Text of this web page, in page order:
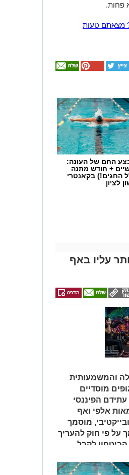
פחות.
מצאתם טעות
החם של העונה:
+ חודש מתנה
החגים!) בקאנטרי
לציון
עליו באף
והמשמעותית
מוסדיים
הפיננסי
אלפי ואף
מוסמך
על פי חוק להעריך
לקבל